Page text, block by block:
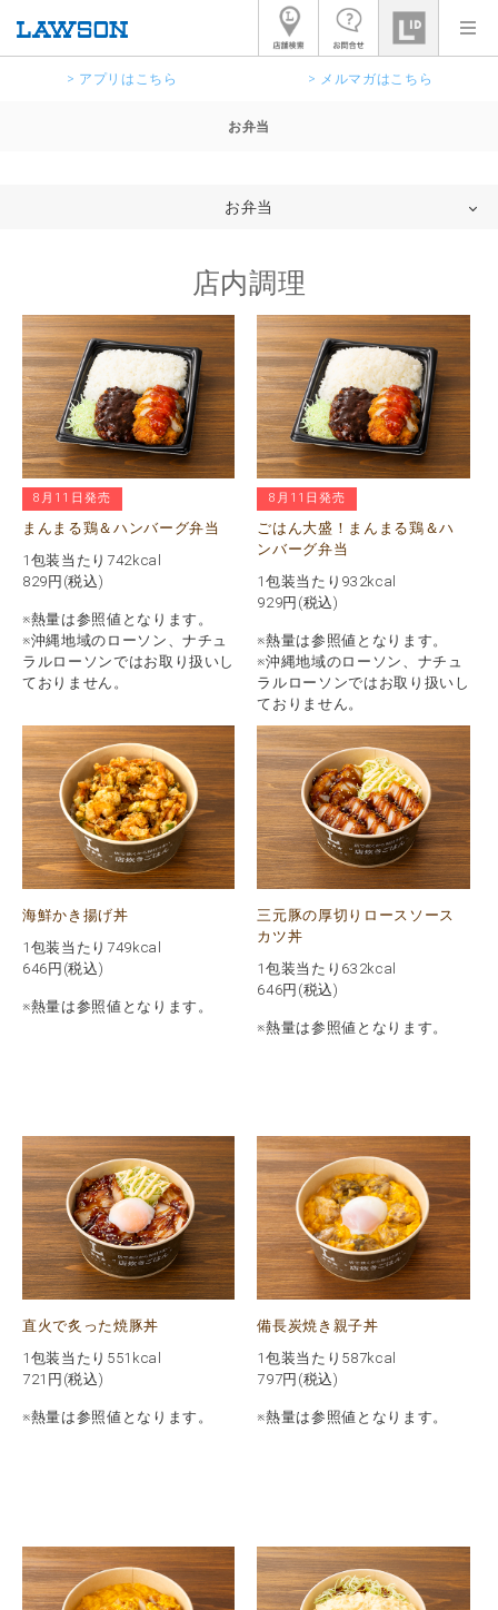
> アプリはこちら > メルマガはこちら
お弁当
お弁当
店内調理
8月11日発売
まんまる鶏＆ハンバーグ弁当
1包装当たり742kcal
829円(税込)
※熱量は参照値となります。
※沖縄地域のローソン、ナチュ
ラルローソンではお取り扱いし
ておりません。
8月11日発売
ごはん大盛！まんまる鶏＆ハ
ンバーグ弁当
1包装当たり932kcal
929円(税込)
※熱量は参照値となります。
※沖縄地域のローソン、ナチュ
ラルローソンではお取り扱いし
ておりません。
海鮮かき揚げ丼
1包装当たり749kcal
646 円(税込)
※熱量は参照値となります。
三元豚の厚切りロースソース
カツ丼
1包装当たり632kcal
646円(税込)
※熱量は参照値となります。
直火で炙った焼豚丼
1包装当たり551kcal
721 円(税込)
※熱量は参照値となります。
備長炭焼き親子丼
1包装当たり587kcal
797円(税込)
※熱量は参照値となります。